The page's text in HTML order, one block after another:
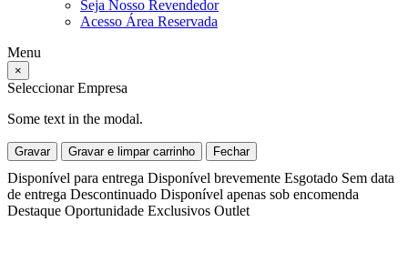
Seja Nosso Revendedor
Acesso Área Reservada
Menu
×
Seleccionar Empresa
Some text in the modal.
Gravar Gravar e limpar carrinho Fechar
Disponível para entrega Disponível brevemente Esgotado Sem data
de entrega Descontinuado Disponível apenas sob encomenda
Destaque Oportunidade Exclusivos Outlet